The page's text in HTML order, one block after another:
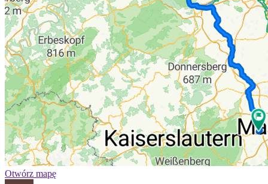
Otwórz mapę